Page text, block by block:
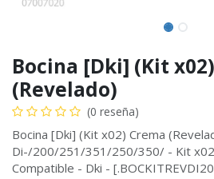
Bocina [Dki] (Kit
(Revelado)
(0 reseña)
Bocina [Dki] (Kit x02) Crema
Di-/200/251/351/250/350/ - Kit x02
Compatible - Dki -